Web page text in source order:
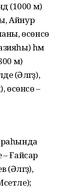
(1000 м)
Айнур
өсөнсө
һәм
м)
(Әләгәҙ),
өсөнсө –
– Ғайсар